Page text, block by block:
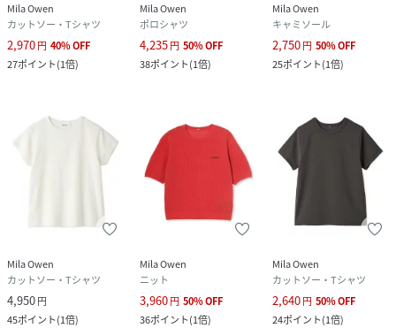
Mila Owen
カットソー・Tシャツ
2,970円 40%OFF
27ポイント(1倍)
Mila Owen
ポロシャツ
4,235円 50%OFF
38ポイント(1倍)
Mila Owen
キャミソール
2,750円 50%OFF
25ポイント(1倍)
Mila Owen
カットソー・Tシャツ
4,950円
45ポイント(1倍)
Mila Owen
ニット
3,960円 50%OFF
36ポイント(1倍)
Mila Owen
カットソー・Tシャツ
2,640円 50%OFF
24ポイント(1倍)